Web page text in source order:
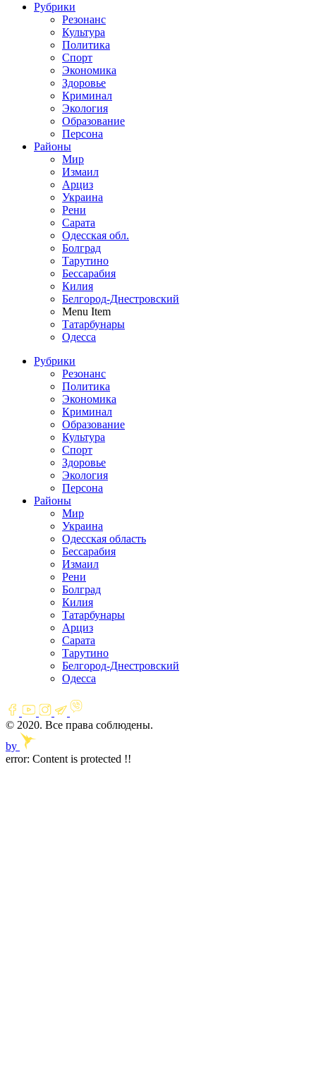
Рубрики
Резонанс
Культура
Политика
Спорт
Экономика
Здоровье
Криминал
Экология
Образование
Персона
Районы
Мир
Измаил
Арциз
Украина
Рени
Сарата
Одесская обл.
Болград
Тарутино
Бессарабия
Килия
Белгород-Днестровский
Menu Item
Татарбунары
Одесса
Рубрики
Резонанс
Политика
Экономика
Криминал
Образование
Культура
Спорт
Здоровье
Экология
Персона
Районы
Мир
Украина
Одесская область
Бессарабия
Измаил
Рени
Болград
Килия
Татарбунары
Арциз
Сарата
Тарутино
Белгород-Днестровский
Одесса
© 2020. Все права соблюдены.
by
error: Content is protected !!